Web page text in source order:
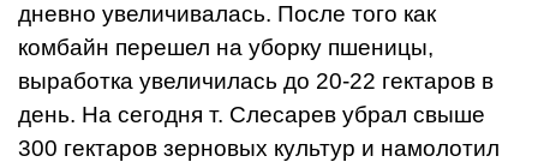
дневно увеличивалась. После того как
комбайн перешел на уборку пшеницы,
выработка увеличилась до 20-22 гекта­ров в
день. На сегодня т. Сле­сарев убрал свыше
300 гекта­ров зерновых культур и намо­лотил